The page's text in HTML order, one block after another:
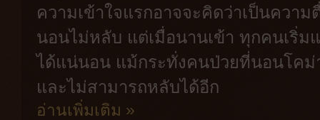
ความเข้าใจแรกอาจจะคิดว่าเป็นควา
นอนไม่หลับ แต่เมื่อนานเข้า ทุกคนเริ่ม
ได้แน่นอน แม้กระทั่งคนป่วยที่นอนโคม่
และไม่สามารถหลับได้อีก
อ่านเพิ่มเติม »